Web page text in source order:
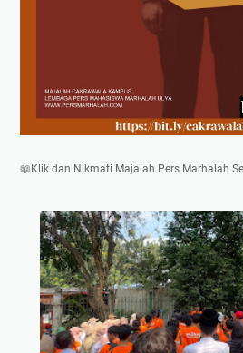
📖Klik dan Nikmati Majalah Pers Marhalah